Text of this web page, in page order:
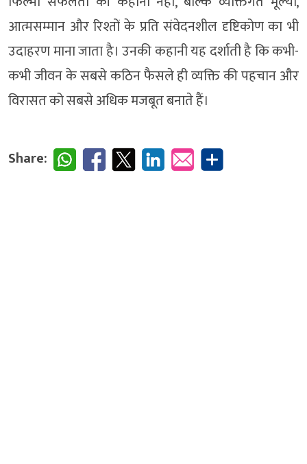
आत्मसम्मान और रिश्तों के प्रति संवेदनशील दृष्टिकोण का भी
उदाहरण माना जाता है। उनकी कहानी यह दर्शाती है कि कभी-
कभी जीवन के सबसे कठिन फैसले ही व्यक्ति की पहचान और
विरासत को सबसे अधिक मजबूत बनाते हैं।
Share: